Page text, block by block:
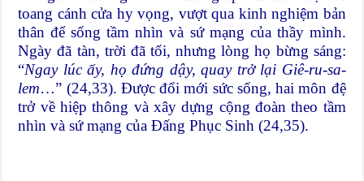
toang cánh cửa hy vọng, vượt qua kinh nghiệm bản
thân để sống tầm nhìn và sứ mạng của thầy mình.
Ngày đã tàn, trời đã tối, nhưng lòng họ bừng sáng:
“Ngay lúc ấy, họ đứng dậy, quay trở lại Giê-ru-sa-
lem…” (24,33). Được đổi mới sức sống, hai môn đệ
trở về hiệp thông và xây dựng cộng đoàn theo tầm
nhìn và sứ mạng của Đấng Phục Sinh (24,35).